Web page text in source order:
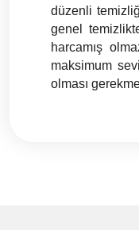
düzenli
genel
harcamış
maksimum
olması